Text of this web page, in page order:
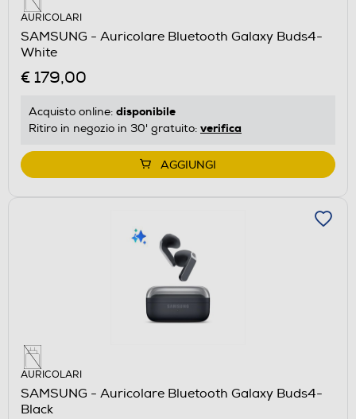
AURICOLARI
SAMSUNG - Auricolare Bluetooth Galaxy Buds4-
White
€ 179,00
Acquisto online: disponibile
Ritiro in negozio in 30' gratuito: verifica
AGGIUNGI
AURICOLARI
SAMSUNG - Auricolare Bluetooth Galaxy Buds4-
Black